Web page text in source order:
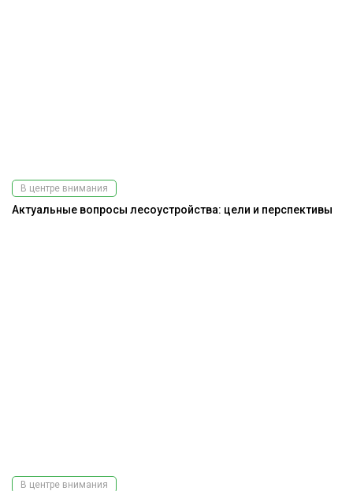
В центре внимания
Актуальные вопросы лесоустройства: цели и перспективы
В центре внимания